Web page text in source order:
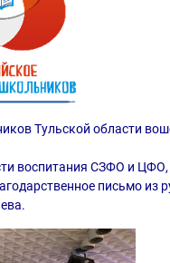
Тульской области
воспитания СЗФО и
письмо из